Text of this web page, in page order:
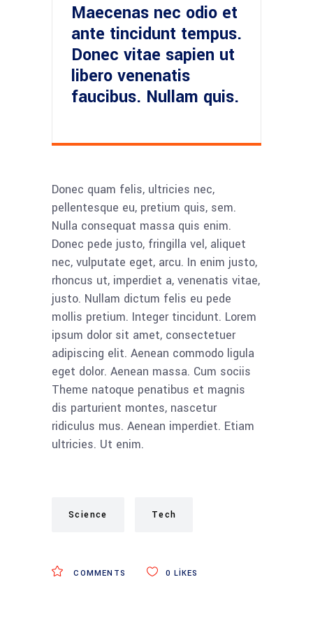
Maecenas nec odio et
ante tincidunt tempus.
Donec vitae sapien ut
libero venenatis
faucibus. Nullam quis.
Donec quam felis, ultricies nec,
pellentesque eu, pretium quis, sem.
Nulla consequat massa quis enim.
Donec pede justo, fringilla vel, aliquet
nec, vulputate eget, arcu. In enim justo,
rhoncus ut, imperdiet a, venenatis vitae,
justo. Nullam dictum felis eu pede
mollis pretium. Integer tincidunt. Lorem
ipsum dolor sit amet, consectetuer
adipiscing elit. Aenean commodo ligula
eget dolor. Aenean massa. Cum sociis
Theme natoque penatibus et magnis
dis parturient montes, nascetur
ridiculus mus. Aenean imperdiet. Etiam
ultricies. Ut enim.
Science Tech
COMMENTS 0 LIKES